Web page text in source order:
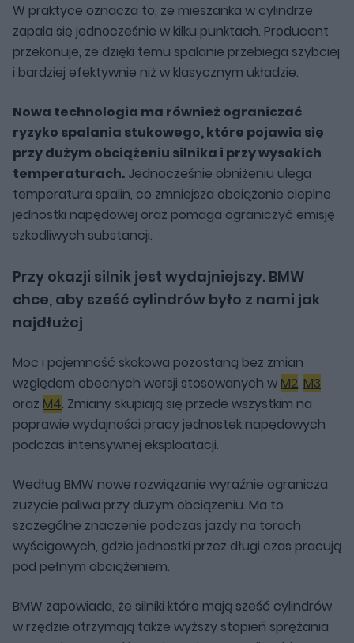
W praktyce oznacza to, że mieszanka w cylindrze
zapala się jednocześnie w kilku punktach. Producent
przekonuje, że dzięki temu spalanie przebiega szybciej
i bardziej efektywnie niż w klasycznym układzie.
Nowa technologia ma również ograniczać
ryzyko spalania stukowego, które pojawia się
przy dużym obciążeniu silnika i przy wysokich
temperaturach. Jednocześnie obniżeniu ulega
temperatura spalin, co zmniejsza obciążenie cieplne
jednostki napędowej oraz pomaga ograniczyć emisję
szkodliwych substancji.
Przy okazji silnik jest wydajniejszy. BMW
chce, aby sześć cylindrów było z nami jak
najdłużej
Moc i pojemność skokowa pozostaną bez zmian
względem obecnych wersji stosowanych w M2, M3
oraz M4. Zmiany skupiają się przede wszystkim na
poprawie wydajności pracy jednostek napędowych
podczas intensywnej eksploatacji.
Według BMW nowe rozwiązanie wyraźnie ogranicza
zużycie paliwa przy dużym obciążeniu. Ma to
szczególne znaczenie podczas jazdy na torach
wyścigowych, gdzie jednostki przez długi czas pracują
pod pełnym obciążeniem.
BMW zapowiada, że silniki które mają sześć cylindrów
w rzędzie otrzymają także wyższy stopień sprężania